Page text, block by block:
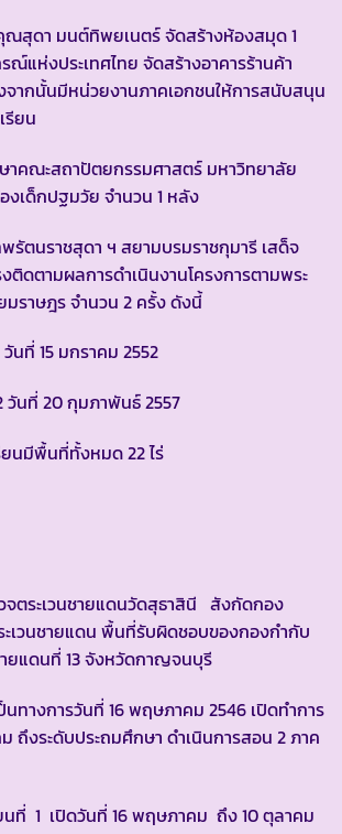
ดา มนต์ทิพยเนตร์ จัดสร้างห้องสมุด 1
แห่งประเทศไทย จัดสร้างอาคารร้านค้า
ากนั้นมีหน่วยงานภาคเอกชนให้การสนับสนุน
รียน
าคณะสถาปัตยกรรมศาสตร์ มหาวิทยาลัย
งเด็กปฐมวัย จำนวน 1 หลัง
นราชสุดา ฯ สยามบรมราชกุมารี เสด็จ
ติดตามผลการดำเนินงานโครงการตามพระ
มราษฎร จำนวน 2 ครั้ง ดังนี้
มกราคม 2552
กุมภาพันธ์ 2557
มีพื้นที่ทั้งหมด 22 ไร่
ระเวนชายแดนวัดสุธาสินี สังกัดกอง
เวนชายแดน พื้นที่รับผิดชอบของกองกำกับ
ชายแดนที่ 13 จังหวัดกาญจนบุรี
งการวันที่ 16 พฤษภาคม 2546 เปิดทำการ
ถึงระดับประถมศึกษา ดำเนินการสอน 2 ภาค
ปิดวันที่ 16 พฤษภาคม ถึง 10 ตุลาคม